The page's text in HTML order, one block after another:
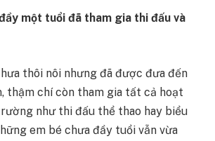
một tuổi đã tham gia thi đấu và
thôi nôi nhưng đã được đưa đến
thậm chí còn tham gia tất cả hoạt
như thi đấu thể thao hay biểu
em bé chưa đầy tuổi vẫn vừa